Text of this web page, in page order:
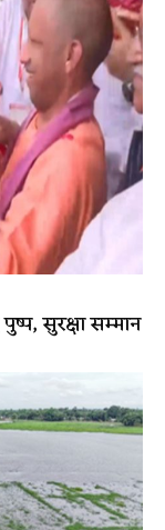
सुरक्षा सम्मान